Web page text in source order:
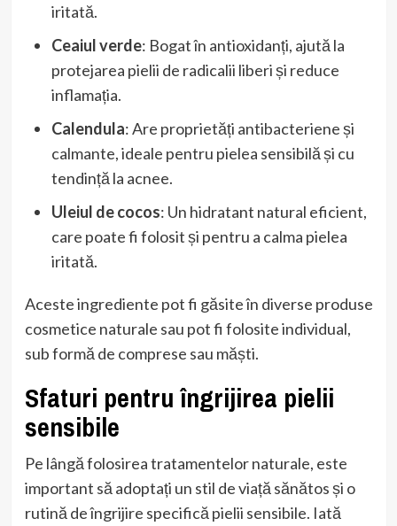
iritată.
Ceaiul verde: Bogat în antioxidanți, ajută la
protejarea pielii de radicalii liberi și reduce
inflamația.
Calendula: Are proprietăți antibacteriene și
calmante, ideale pentru pielea sensibilă și cu
tendință la acnee.
Uleiul de cocos: Un hidratant natural eficient,
care poate fi folosit și pentru a calma pielea
iritată.
Aceste ingrediente pot fi găsite în diverse produse
cosmetice naturale sau pot fi folosite individual,
sub formă de comprese sau măști.
Sfaturi pentru îngrijirea pielii
sensibile
Pe lângă folosirea tratamentelor naturale, este
important să adoptați un stil de viață sănătos și o
rutină de îngrijire specifică pielii sensibile. Iată